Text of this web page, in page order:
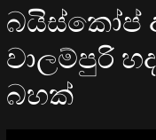
බයිස්කෝප්
වාලම්පුරි
බහක්